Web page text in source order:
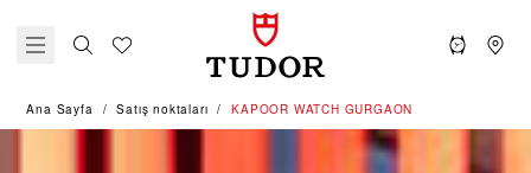
Ana Sayfa Satış noktaları ‭KAPOOR WATCH GURGAON‬